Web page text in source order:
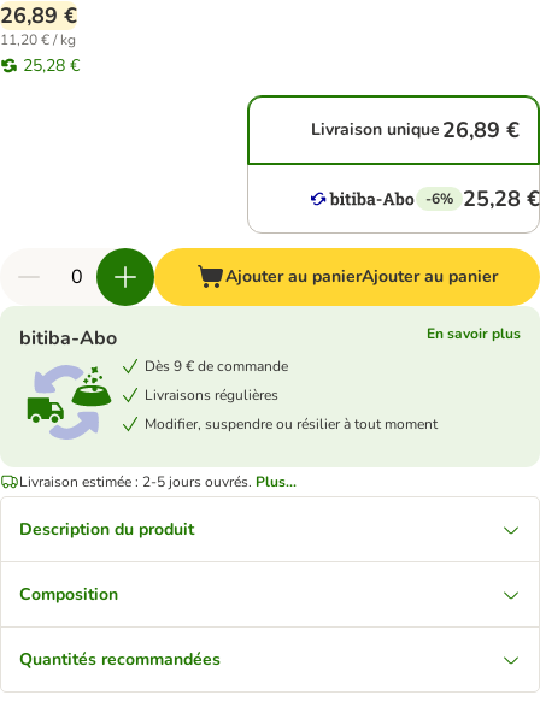
26,89 €
11,20 € / kg
25,28 €
Livraison unique 26,89 €
-6% 25,28 €
Ajouter au panierAjouter au panier
bitiba-Abo
En savoir plus
Dès 9 € de commande
Livraisons régulières
Modifier, suspendre ou résilier à tout moment
Livraison estimée : 2-5 jours ouvrés. Plus...
Description du produit
Composition
Quantités recommandées